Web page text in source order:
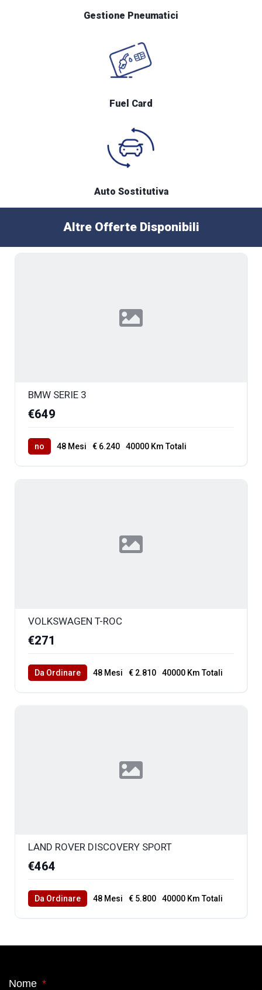
Gestione Pneumatici
Fuel Card
Auto Sostitutiva
Altre Offerte Disponibili
BMW SERIE 3
€649
no 48 Mesi € 6.240 40000 Km Totali
VOLKSWAGEN T-ROC
€271
Da Ordinare 48 Mesi € 2.810 40000 Km Totali
LAND ROVER DISCOVERY SPORT
€464
Da Ordinare 48 Mesi € 5.800 40000 Km Totali
Nome